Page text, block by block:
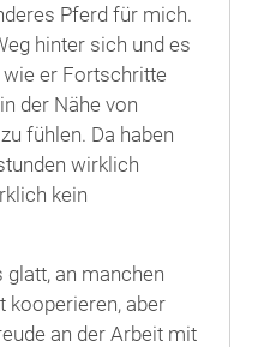
Pferd für mich.
hinter sich und es
er Fortschritte
der Nähe von
fühlen. Da haben
wirklich
kein
an manchen
kooperieren, aber
an der Arbeit mit